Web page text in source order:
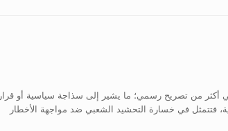
أكثر من تصريح رسمي؛ ما يشير إلى سذاجة سياسية أو قرار
فتتمثل في خسارة التحشيد الشعبي ضد مواجهة الأخطار